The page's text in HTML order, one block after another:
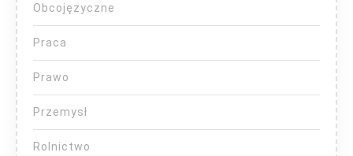
Obcojęzyczne
Praca
Prawo
Przemysł
Rolnictwo